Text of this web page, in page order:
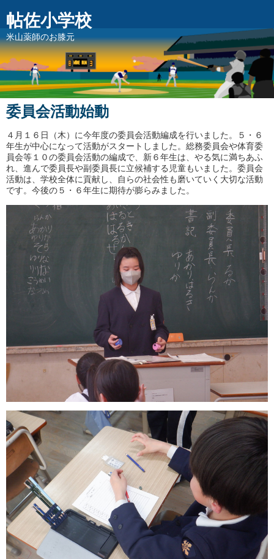
帖佐小学校
米山薬師のお膝元
委員会活動始動
４月１６日（木）に今年度の委員会活動編成を行いました。５・６
年生が中心になって活動がスタートしました。総務委員会や体育委
員会等１０の委員会活動の編成で、新６年生は、やる気に満ちあふ
れ、進んで委員長や副委員長に立候補する児童もいました。委員会
活動は、学校全体に貢献し、自らの社会性も磨いていく大切な活動
です。今後の５・６年生に期待が膨らみました。